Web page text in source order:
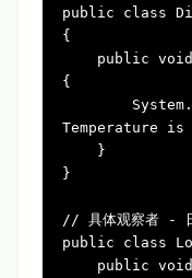
public
class
{
public void
{
Temperature is
}
// 具体观察者 -
public
class
public void